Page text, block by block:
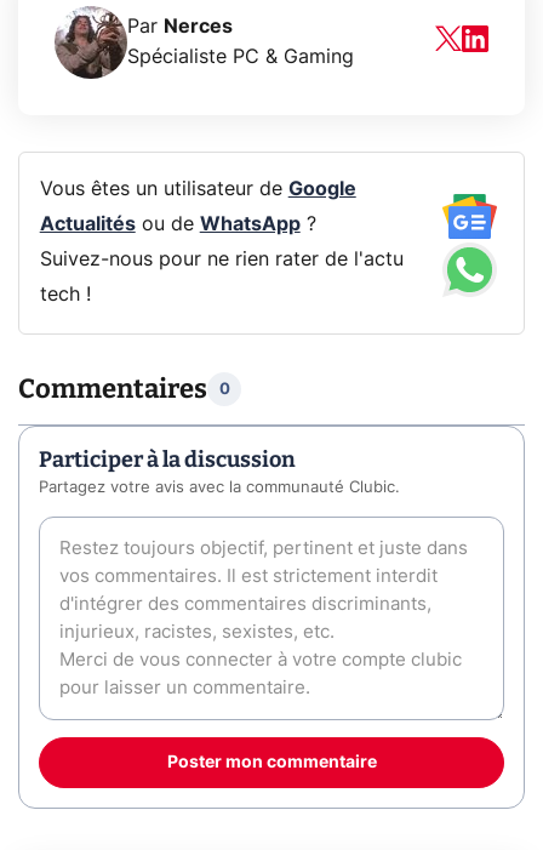
Par Nerces
Spécialiste PC & Gaming
Vous êtes un utilisateur de Google
Actualitésou de WhatsApp?
Suivez-nous pour ne rien rater de l'actu
tech !
Commentaires 0
Participer à la discussion
Partagez votre avis avec la communauté Clubic.
Poster mon commentaire